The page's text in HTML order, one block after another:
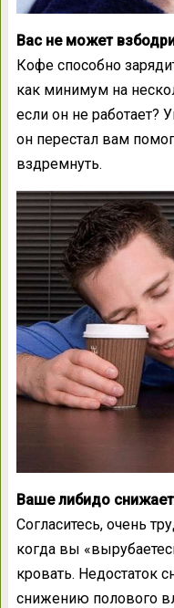
Вас не может
Кофе способно
как минимум на
если он не работает?
он перестал вам
вздремнуть.
Ваше либидо
Согласитесь, очень
когда вы
кровать. Недостаток
снижению полового